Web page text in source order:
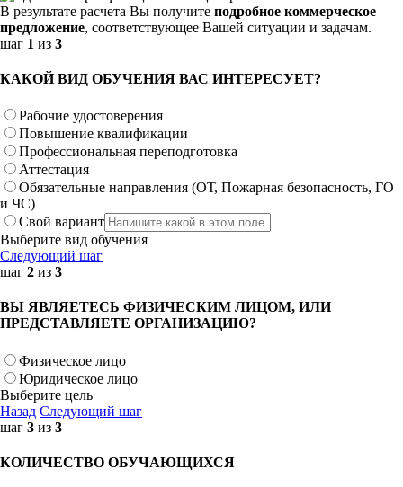
В результате расчета Вы получите подробное коммерческое
предложение, соответствующее Вашей ситуации и задачам.
шаг 1 из 3
КАКОЙ ВИД ОБУЧЕНИЯ ВАС ИНТЕРЕСУЕТ?
Рабочие удостоверения
Повышение квалификации
Профессиональная переподготовка
Аттестация
Обязательные направления (ОТ, Пожарная безопасность, ГО
и ЧС)
Свой вариант
Выберите вид обучения
Следующий шаг
шаг 2 из 3
ВЫ ЯВЛЯЕТЕСЬ ФИЗИЧЕСКИМ ЛИЦОМ, ИЛИ
ПРЕДСТАВЛЯЕТЕ ОРГАНИЗАЦИЮ?
Физическое лицо
Юридическое лицо
Выберите цель
Назад Следующий шаг
шаг 3 из 3
КОЛИЧЕСТВО ОБУЧАЮЩИХСЯ